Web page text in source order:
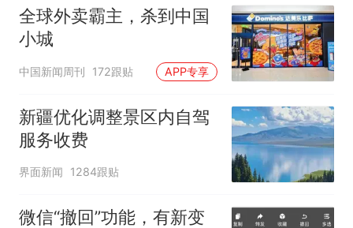
全球外卖霸主，杀到中国
小城
中国新闻周刊 172跟贴 APP专享
新疆优化调整景区内自驾
服务收费
界面新闻 1284跟贴
微信“撤回”功能，有新变